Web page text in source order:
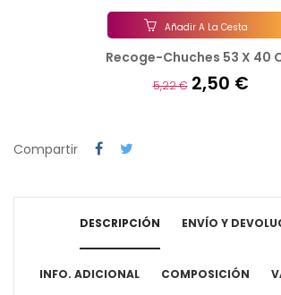
Añadir A La Cesta
Recoge-Chuches 53 X 40
5,22 € 2,50 €
Compartir
DESCRIPCIÓN ENVÍO Y
INFO. ADICIONAL COMPOSICIÓN